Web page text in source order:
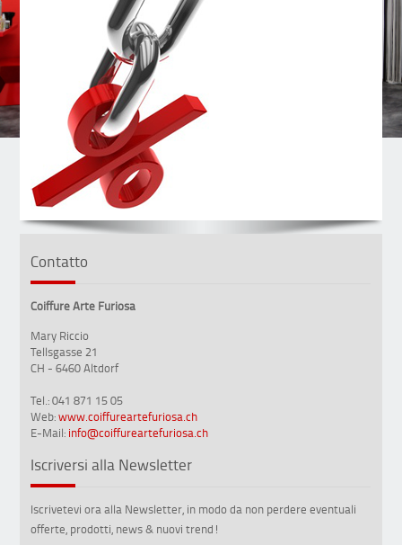
Contatto
Coiffure Arte Furiosa
Mary Riccio
Tellsgasse 21
CH - 6460 Altdorf
Tel.: 041 871 15 05
Web:www.coiffureartefuriosa.ch
E-Mail: info@coiffureartefuriosa.ch
Iscriversi alla Newsletter
Iscrivetevi ora alla Newsletter, in modo da non perdere eventuali
offerte, prodotti, news & nuovi trend!